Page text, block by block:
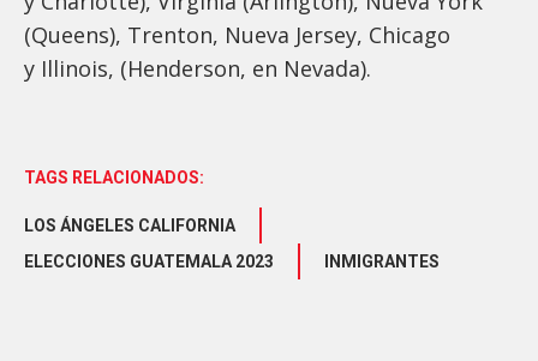
(Queens), Trenton, Nueva Jersey, Chicago
y Illinois, (Henderson, en Nevada).
TAGS RELACIONADOS:
LOS ÁNGELES CALIFORNIA
ELECCIONES GUATEMALA 2023
INMIGRANTES